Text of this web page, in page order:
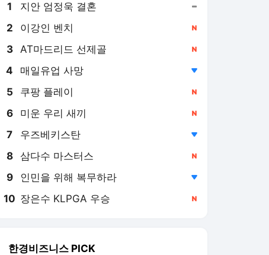
1 지안 엄정욱 결혼
2 이강인 벤치
4 매일유업 사망
5 쿠팡 플레이
6 미운 우리 새끼
7 우즈베키스탄
8 삼다수 마스터스
9 인민을 위해 복무하라
10 장은수 KLPGA 우승
한경비즈니스 PICK